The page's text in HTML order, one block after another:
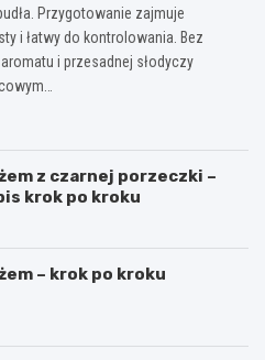
Przygotowanie zajmuje
i łatwy do kontrolowania. Bez
i przesadnej słodyczy
z czarnej porzeczki –
krok po kroku
– krok po kroku